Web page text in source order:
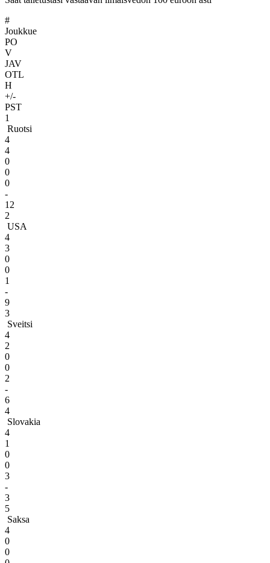
#
Joukkue
PO
V
JAV
OTL
H
+/-
PST
1
Ruotsi
4
4
0
0
0
-
12
2
USA
4
3
0
0
1
-
9
3
Sveitsi
4
2
0
0
2
-
6
4
Slovakia
4
1
0
0
3
-
3
5
Saksa
4
0
0